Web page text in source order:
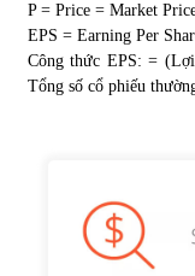
P = Price = Market
EPS = Earning Per
Công thức EPS: =
Tổng số cổ phiếu